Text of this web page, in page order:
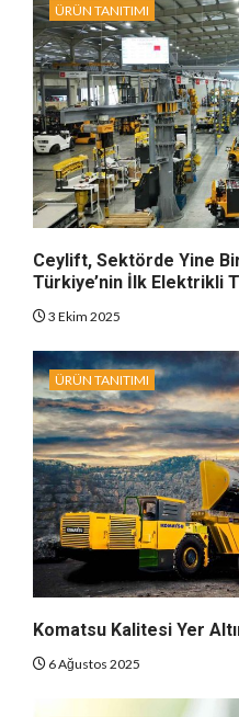
ÜRÜN TANITIMI
Ceylift, Sektörde Yine
Türkiye’nin İlk Elektrikli
3 Ekim 2025
ÜRÜN TANITIMI
Komatsu Kalitesi Yer
6 Ağustos 2025